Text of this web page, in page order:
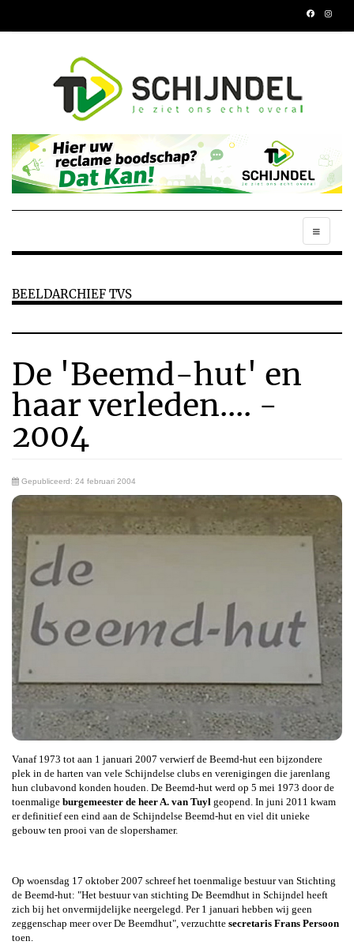
BEELDARCHIEF TVS
De 'Beemd-hut' en
haar verleden.... -
2004
Gepubliceerd: 24 februari 2004
Vanaf 1973 tot aan 1 januari 2007 verwierf de Beemd-hut een bijzondere
plek in de harten van vele Schijndelse clubs en verenigingen die jarenlang
hun clubavond konden houden. De Beemd-hut werd op 5 mei 1973 door de
toenmalige burgemeester de heer A. van Tuyl geopend. In juni 2011 kwam
er definitief een eind aan de Schijndelse Beemd-hut en viel dit unieke
gebouw ten prooi van de slopershamer.
Op woensdag 17 oktober 2007 schreef het toenmalige bestuur van Stichting
de Beemd-hut: "Het bestuur van stichting De Beemdhut in Schijndel heeft
zich bij het onvermijdelijke neergelegd. Per 1 januari hebben wij geen
zeggenschap meer over De Beemdhut", verzuchtte secretaris Frans Persoon
toen.